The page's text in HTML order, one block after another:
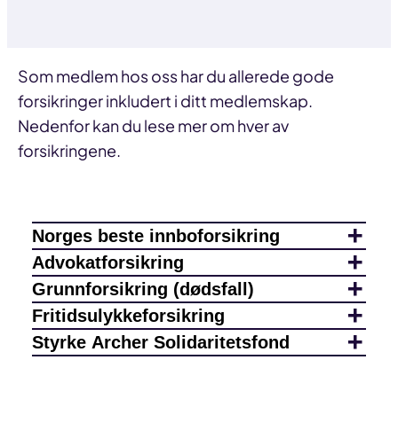
Som medlem hos oss har du allerede gode
forsikringer inkludert i ditt medlemskap.
Nedenfor kan du lese mer om hver av
forsikringene.
Norges beste innboforsikring
Advokatforsikring
Grunnforsikring (dødsfall)
Fritidsulykkeforsikring
Styrke Archer Solidaritetsfond